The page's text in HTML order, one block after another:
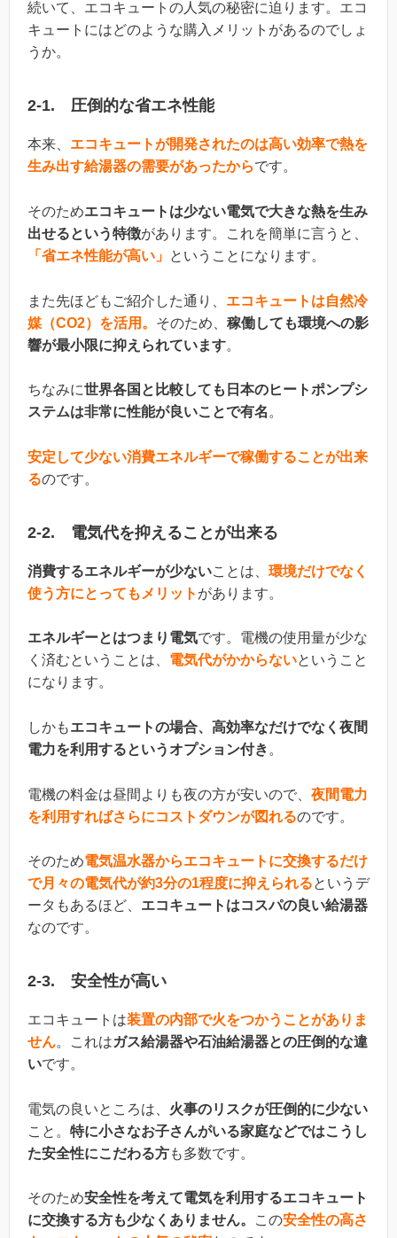
続いて、エコキュートの人気の秘密に迫ります。エコ
キュートにはどのような購入メリットがあるのでしょ
うか。
2-1. 圧倒的な省エネ性能
本来、 エコキュートが開発されたのは高い効率で熱を
生み出す給湯器の需要があったからです。
そのためエコキュートは少ない電気で大きな熱を生み
出せるという特徴があります。これを簡単に言うと、
「省エネ性能が高い」 ということになります。
また先ほどもご紹介した通り、 エコキュートは自然冷
媒（CO2）を活用。 そのため、 稼働しても環境への影
響が最小限に抑えられています。
ちなみに世界各国と比較しても日本のヒートポンプシ
ステムは非常に性能が良いことで有名 。
安定して少ない消費エネルギーで稼働することが出来
るのです。
2-2. 電気代を抑えることが出来る
消費するエネルギーが少ないことは、 環境だけでなく
使う方にとってもメリット があります。
エネルギーとはつまり電気です。電機の使用量が少な
く済むということは、 電気代がかからないということ
になります。
しかもエコキュートの場合、高効率なだけでなく夜間
電力を利用するというオプション付き 。
電機の料金は昼間よりも夜の方が安いので、 夜間電力
を利用すればさらにコストダウンが図れるのです。
そのため電気温水器からエコキュートに交換するだけ
で月々の電気代が約3分の1程度に抑えられるというデ
ータもあるほど、 エコキュートはコスパの良い給湯器
なのです。
2-3. 安全性が高い
エコキュートは装置の内部で火をつかうことがありま
せん。これはガス給湯器や石油給湯器との圧倒的な違
いです。
電気の良いところは、 火事のリスクが圧倒的に少ない
こと。 特に小さなお子さんがいる家庭などではこうし
た安全性にこだわる方も多数です。
そのため安全性を考えて電気を利用するエコキュート
に交換する方も少なくありません。
この安全性の高さ